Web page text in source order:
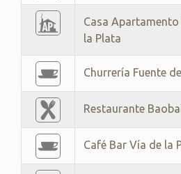
Casa
la Plata
Churrería Fuente
Restaurante
Café Bar Vía de la